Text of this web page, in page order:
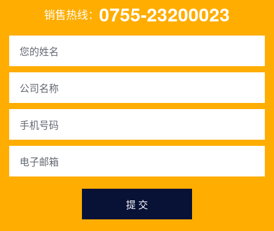
销售热线： 0755-23200023
提 交